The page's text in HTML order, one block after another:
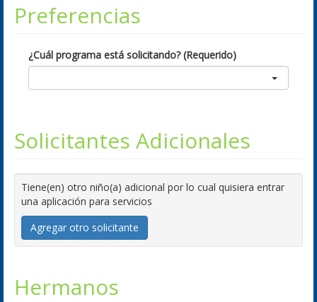
Preferencias
¿Cuál programa está solicitando? (Requerido)
Solicitantes Adicionales
Tiene(en) otro niño(a) adicional por lo cual quisiera entrar
una aplicación para servicios
Agregar otro solicitante
Hermanos